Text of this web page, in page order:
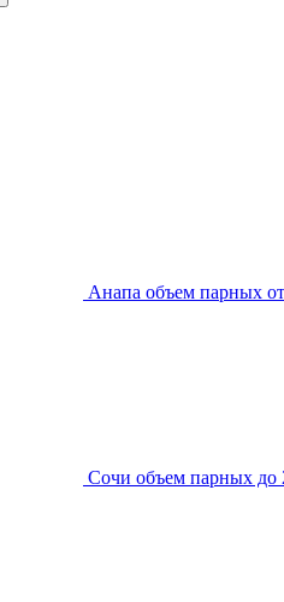
Анапа объем парных
Сочи объем парных до